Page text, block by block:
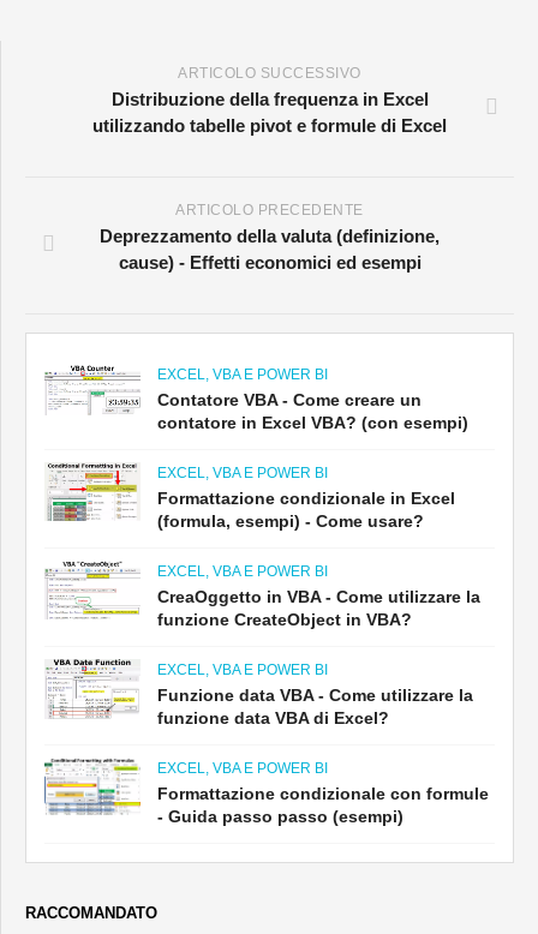
ARTICOLO SUCCESSIVO
Distribuzione della frequenza in Excel
utilizzando tabelle pivot e formule di Excel
ARTICOLO PRECEDENTE
Deprezzamento della valuta (definizione,
cause) - Effetti economici ed esempi
EXCEL, VBA E POWER BI
Contatore VBA - Come creare un
contatore in Excel VBA? (con esempi)
EXCEL, VBA E POWER BI
Formattazione condizionale in Excel
(formula, esempi) - Come usare?
EXCEL, VBA E POWER BI
CreaOggetto in VBA - Come utilizzare la
funzione CreateObject in VBA?
EXCEL, VBA E POWER BI
Funzione data VBA - Come utilizzare la
funzione data VBA di Excel?
EXCEL, VBA E POWER BI
Formattazione condizionale con formule
- Guida passo passo (esempi)
RACCOMANDATO